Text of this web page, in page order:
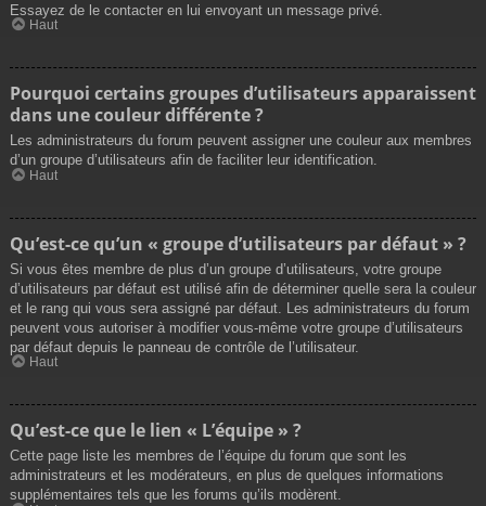
Essayez de le contacter en lui envoyant un message privé.
Haut
Pourquoi certains groupes d’utilisateurs apparaissent
dans une couleur différente ?
Les administrateurs du forum peuvent assigner une couleur aux membres
d’un groupe d’utilisateurs afin de faciliter leur identification.
Haut
Qu’est-ce qu’un « groupe d’utilisateurs par défaut » ?
Si vous êtes membre de plus d’un groupe d’utilisateurs, votre groupe
d’utilisateurs par défaut est utilisé afin de déterminer quelle sera la couleur
et le rang qui vous sera assigné par défaut. Les administrateurs du forum
peuvent vous autoriser à modifier vous-même votre groupe d’utilisateurs
par défaut depuis le panneau de contrôle de l’utilisateur.
Haut
Qu’est-ce que le lien « L’équipe » ?
Cette page liste les membres de l’équipe du forum que sont les
administrateurs et les modérateurs, en plus de quelques informations
supplémentaires tels que les forums qu’ils modèrent.